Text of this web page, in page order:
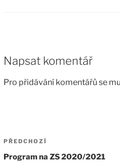
Napsat komentář
Pro přidávání komentářů se
Navigace
pro
Předchozí
příspěvek
PŘEDCHOZÍ
Program na ZS 2020/2021